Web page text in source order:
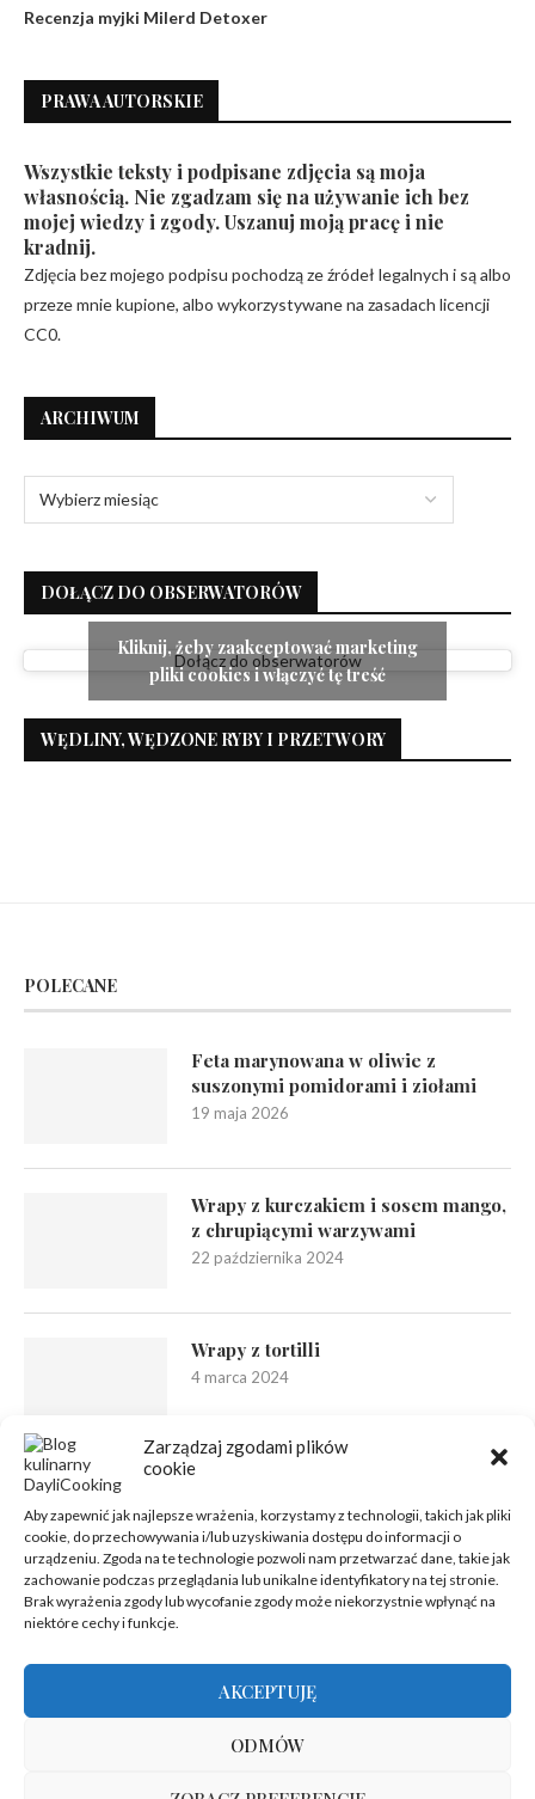
Zarządzaj zgodami plików
cookie
Aby zapewnić jak najlepsze wrażenia, korzystamy z technologii, takich jak pliki
cookie, do przechowywania i/lub uzyskiwania dostępu do informacji o
urządzeniu. Zgoda na te technologie pozwoli nam przetwarzać dane, takie jak
zachowanie podczas przeglądania lub unikalne identyfikatory na tej stronie.
Brak wyrażenia zgody lub wycofanie zgody może niekorzystnie wpłynąć na
niektóre cechy i funkcje.
AKCEPTUJĘ
ODMÓW
Recenzja myjki Milerd Detoxer
PRAWA AUTORSKIE
Wszystkie teksty i podpisane zdjęcia są moja
własnością. Nie zgadzam się na używanie ich bez
mojej wiedzy i zgody. Uszanuj moją pracę i nie
kradnij.
Zdjęcia bez mojego podpisu pochodzą ze źródeł legalnych i są albo
przeze mnie kupione, albo wykorzystywane na zasadach licencji
CC0.
ARCHIWUM
DOŁĄCZ DO OBSERWATORÓW
Dołącz do obserwatorów
Kliknij, żeby zaakceptować marketing
pliki cookies i włączyć tę treść
WĘDLINY, WĘDZONE RYBY I PRZETWORY
POLECANE
Feta marynowana w oliwie z
suszonymi pomidorami i ziołami
19 maja 2026
Wrapy z kurczakiem i sosem mango,
z chrupiącymi warzywami
22 października 2024
Wrapy z tortilli
4 marca 2024